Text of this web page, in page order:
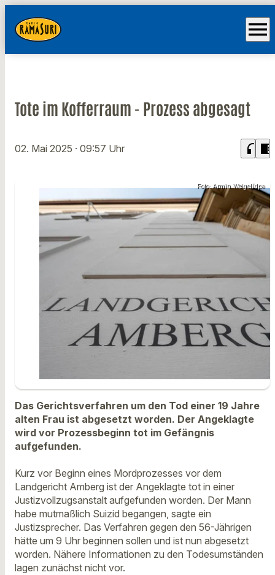
menu
Tote im Kofferraum - Prozess abgesagt
02. Mai 2025 · 09:57 Uhr headphones chrome_reader_mode
Foto: Armin Weigel/dpa
Das Gerichtsverfahren um den Tod einer 19 Jahre
alten Frau ist abgesetzt worden. Der Angeklagte
wird vor Prozessbeginn tot im Gefängnis
aufgefunden.
Kurz vor Beginn eines Mordprozesses vor dem
Landgericht Amberg ist der Angeklagte tot in einer
Justizvollzugsanstalt aufgefunden worden. Der Mann
habe mutmaßlich Suizid begangen, sagte ein
Justizsprecher. Das Verfahren gegen den 56-Jährigen
hätte um 9 Uhr beginnen sollen und ist nun abgesetzt
worden. Nähere Informationen zu den Todesumständen
lagen zunächst nicht vor.